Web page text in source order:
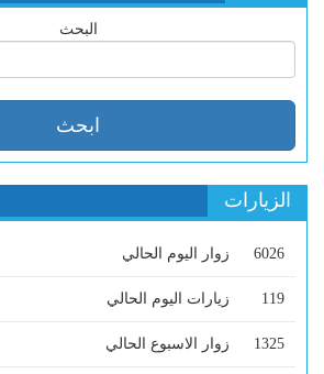
البحث
الزيارات
6026 زوار اليوم الحالي
119 زيارات اليوم الحالي
1325 زوار الاسبوع الحالي